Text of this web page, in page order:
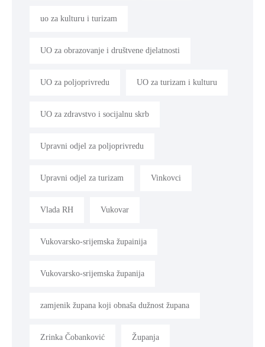
uo za kulturu i turizam
UO za obrazovanje i društvene djelatnosti
UO za poljoprivredu UO za turizam i kulturu
UO za zdravstvo i socijalnu skrb
Upravni odjel za poljoprivredu
Upravni odjel za turizam Vinkovci
Vlada RH Vukovar
Vukovarsko-srijemska župainija
Vukovarsko-srijemska županija
zamjenik župana koji obnaša dužnost župana
Zrinka Čobanković Županja